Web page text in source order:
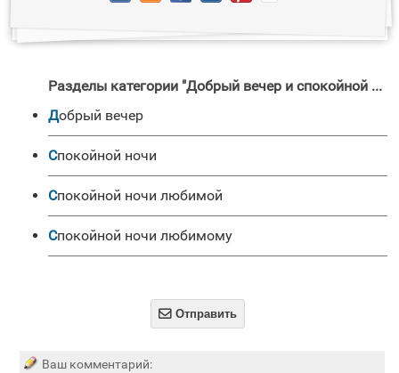
Разделы категории "Добрый вечер и спокойной ночи"
Добрый вечер
Спокойной ночи
Спокойной ночи любимой
Спокойной ночи любимому
 Отправить
Ваш комментарий: